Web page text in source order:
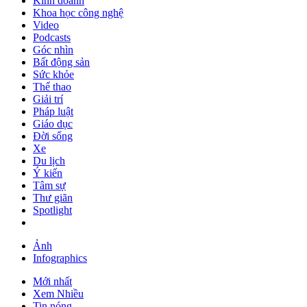
Khoa học công nghệ
Video
Podcasts
Góc nhìn
Bất động sản
Sức khỏe
Thể thao
Giải trí
Pháp luật
Giáo dục
Đời sống
Xe
Du lịch
Ý kiến
Tâm sự
Thư giãn
Spotlight
Ảnh
Infographics
Mới nhất
Xem Nhiều